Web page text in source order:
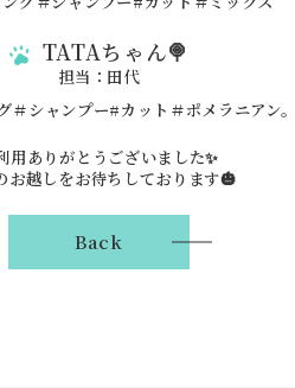
TATAちゃん🍭
担当：田代
用ありがとうございました✨
お越しをお待ちしております🎃
Back